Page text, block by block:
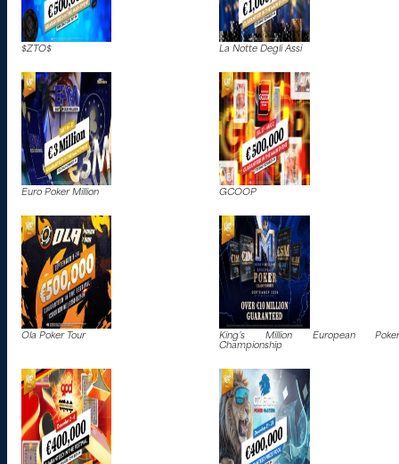
$ZTO$ La Notte Degli Assi
Euro Poker Million GCOOP
Ola Poker Tour
King’s Million European
Championship